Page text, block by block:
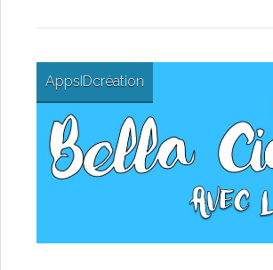
AppsIDcréation